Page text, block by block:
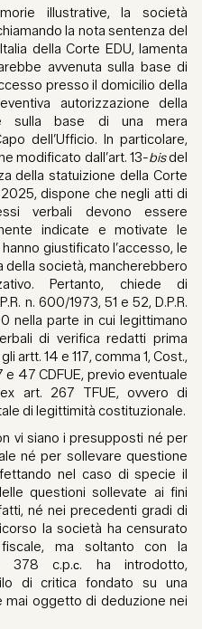
illustrative, la società
la nota sentenza del
della Corte EDU, lamenta
avvenuta sulla base di
presso il domicilio della
autorizzazione della
sulla base di una mera
dell’Ufficio. In particolare,
modificato dall’art. 13-bisdel
della statuizione della Corte
dispone che negli atti di
verbali devono essere
indicate e motivate le
giustificato l’accesso, le
della società, mancherebbero
Pertanto, chiede di
n. 600/1973, 51 e 52, D.P.R.
nella parte in cui legittimano
di verifica redatti prima
artt. 14 e 117, comma 1, Cost.,
e 47 CDFUE, previo eventuale
art. 267 TFUE, ovvero di
di legittimità costituzionale.
vi siano i presupposti né per
né per sollevare questione
nel caso di specie il
questioni sollevate ai fini
né nei precedenti gradi di
la società ha censurato
fiscale, ma soltanto con la
c.p.с. ha introdotto,
di critica fondato su una
oggetto di deduzione nei